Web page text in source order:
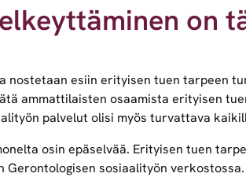
on
nostetaan esiin erityisen tuen tarpeen
ammattilaisten osaamista erityisen
palvelut olisi myös turvattava
osin epäselvää. Erityisen tuen
Gerontologisen sosiaalityön verkostossa.